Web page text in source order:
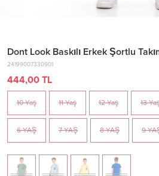
Dont Look Baskılı Erkek Şortlu
24199007330901
444,00 TL
10 Yaş 11 Yaş 12 Yaş 13
6 YAŞ 7 YAŞ 8 YAŞ 9